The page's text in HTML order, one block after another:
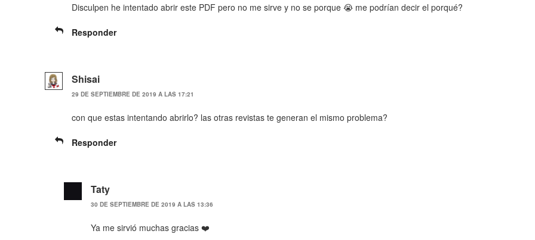
Disculpen he intentado abrir este PDF pero no me sirve y no se porque 😭 me podrían decir el porqué?
Responder
Shisai
29 DE SEPTIEMBRE DE 2019 A LAS 17:21
con que estas intentando abrirlo? las otras revistas te generan el mismo problema?
Responder
Taty
30 DE SEPTIEMBRE DE 2019 A LAS 13:36
Ya me sirvió muchas gracias ❤️